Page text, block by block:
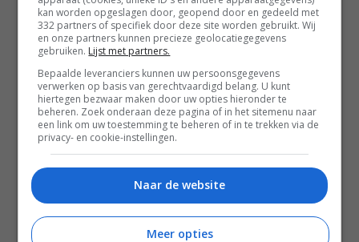
kan worden opgeslagen door, geopend door en gedeeld met
332 partners of specifiek door deze site worden gebruikt. Wij
en onze partners kunnen precieze geolocatiegegevens
gebruiken. Lijst met partners.
Bepaalde leveranciers kunnen uw persoonsgegevens
verwerken op basis van gerechtvaardigd belang. U kunt
hiertegen bezwaar maken door uw opties hieronder te
beheren. Zoek onderaan deze pagina of in het sitemenu naar
een link om uw toestemming te beheren of in te trekken via de
privacy- en cookie-instellingen.
Naar de website
Meer opties